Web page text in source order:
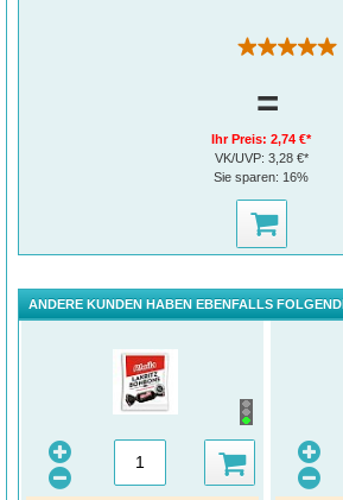
(1)
=
Ihr Preis:2,74 €*
VK/UVP: 3,28 €*
Sie sparen: 16%
ANDERE KUNDEN HABEN EBENFALLS